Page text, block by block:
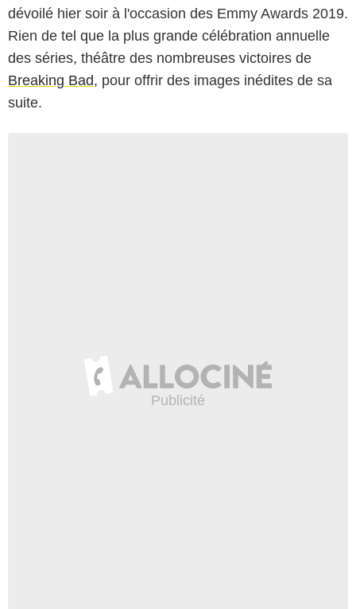
dévoilé hier soir à l'occasion des Emmy Awards 2019.
Rien de tel que la plus grande célébration annuelle
des séries, théâtre des nombreuses victoires de
Breaking Bad, pour offrir des images inédites de sa
suite.